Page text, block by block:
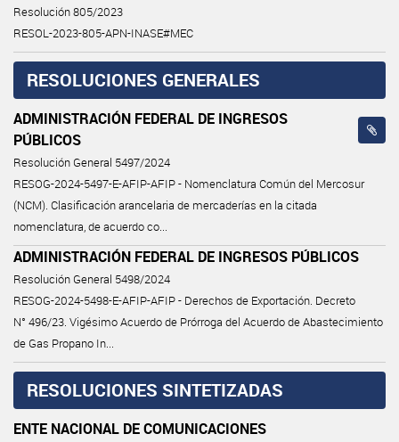
Resolución 805/2023
RESOL-2023-805-APN-INASE#MEC
RESOLUCIONES GENERALES
ADMINISTRACIÓN FEDERAL DE INGRESOS
PÚBLICOS
Resolución General 5497/2024
RESOG-2024-5497-E-AFIP-AFIP - Nomenclatura Común del Mercosur
(NCM). Clasificación arancelaria de mercaderías en la citada
nomenclatura, de acuerdo co...
ADMINISTRACIÓN FEDERAL DE INGRESOS PÚBLICOS
Resolución General 5498/2024
RESOG-2024-5498-E-AFIP-AFIP - Derechos de Exportación. Decreto
N° 496/23. Vigésimo Acuerdo de Prórroga del Acuerdo de Abastecimiento
de Gas Propano In...
RESOLUCIONES SINTETIZADAS
ENTE NACIONAL DE COMUNICACIONES